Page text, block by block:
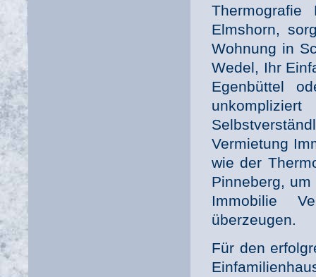
Elmshorn,
Wohnung in
Wedel, Ihr
Egenbüttel
Vermietung
wie der
Pinneberg,
Immobilie
überzeugen.
Für den